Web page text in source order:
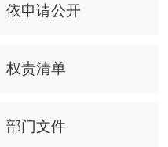
依申请公开
权责清单
部门文件